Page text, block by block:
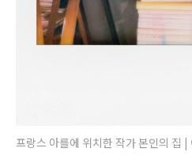
프랑스 아를에 위치한 작가 본인의 집 |